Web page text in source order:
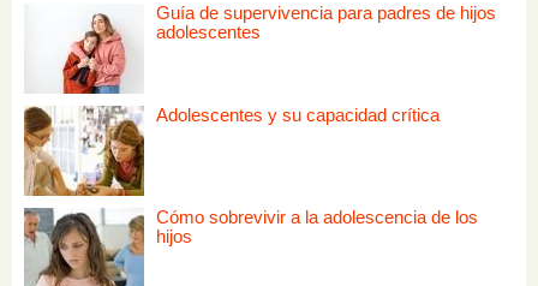
Guía de supervivencia para padres de hijos
adolescentes
Adolescentes y su capacidad crítica
Cómo sobrevivir a la adolescencia de los
hijos